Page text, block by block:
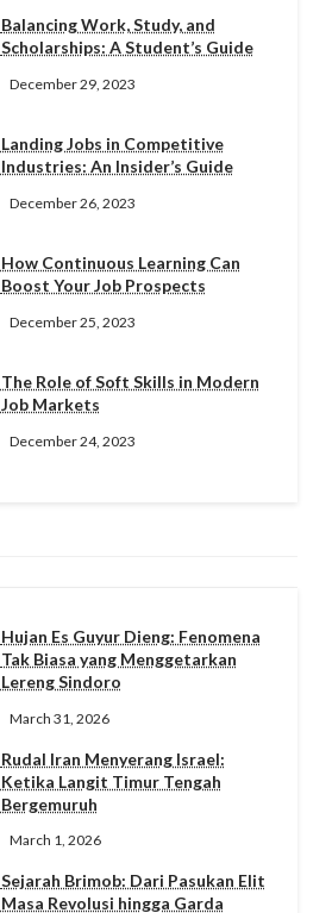
Balancing Work, Study, and
Scholarships: A Student’s Guide
December 29, 2023
Landing Jobs in Competitive
Industries: An Insider’s Guide
December 26, 2023
How Continuous Learning Can
Boost Your Job Prospects
December 25, 2023
The Role of Soft Skills in Modern
Job Markets
December 24, 2023
Hujan Es Guyur Dieng: Fenomena
Tak Biasa yang Menggetarkan
Lereng Sindoro
March 31, 2026
Rudal Iran Menyerang Israel:
Ketika Langit Timur Tengah
Bergemuruh
March 1, 2026
Sejarah Brimob: Dari Pasukan Elit
Masa Revolusi hingga Garda